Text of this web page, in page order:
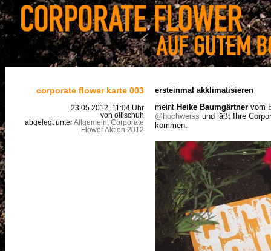
corporate flower karte 003
23.05.2012, 11:04 Uhr
von ollischuh
abgelegt unterAllgemein Corporate
Flower Aktion 2012
ersteinmal akklimatisieren
meint Heike Baumgärtner vom
@hochweiss und läßt Ihre
kommen.